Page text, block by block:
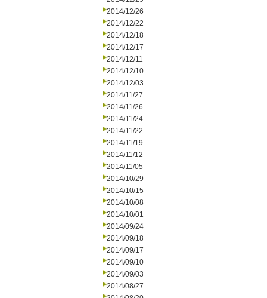
2014/12/26
2014/12/22
2014/12/18
2014/12/17
2014/12/11
2014/12/10
2014/12/03
2014/11/27
2014/11/26
2014/11/24
2014/11/22
2014/11/19
2014/11/12
2014/11/05
2014/10/29
2014/10/15
2014/10/08
2014/10/01
2014/09/24
2014/09/18
2014/09/17
2014/09/10
2014/09/03
2014/08/27